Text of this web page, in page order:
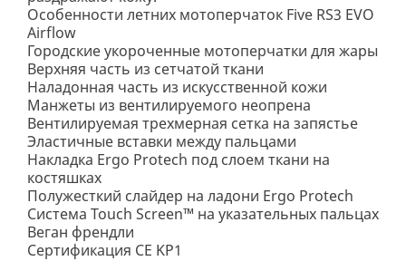
Особенности летних мотоперчаток Five RS3 EVO
Airflow
Городские укороченные мотоперчатки для жары
Верхняя часть из сетчатой ткани
Наладонная часть из искусственной кожи
Манжеты из вентилируемого неопрена
Вентилируемая трехмерная сетка на запястье
Эластичные вставки между пальцами
Накладка Ergo Protech под слоем ткани на
костяшках
Полужесткий слайдер на ладони Ergo Protech
Система Touch Screen™ на указательных пальцах
Веган френдли
Сертификация CE KP1